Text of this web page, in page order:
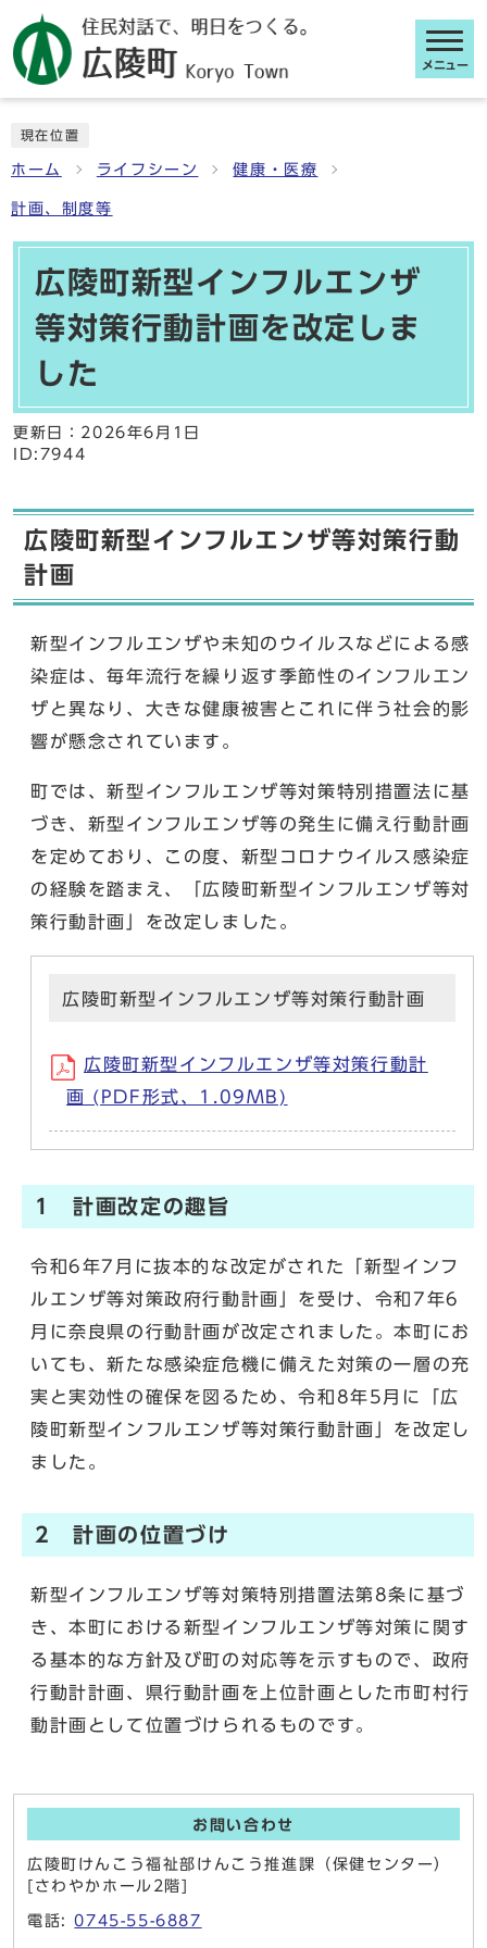
メニュー
現在位置
ホーム ライフシーン 健康・医療
計画、制度等
広陵町新型インフルエンザ
等対策行動計画を改定しま
した
更新日： 2026年6月1日
ID:7944
広陵町新型インフルエンザ等対策行動
計画
新型インフルエンザや未知のウイルスなどによる感
染症は、毎年流行を繰り返す季節性のインフルエン
ザと異なり、大きな健康被害とこれに伴う社会的影
響が懸念されています。
町では、新型インフルエンザ等対策特別措置法に基
づき、新型インフルエンザ等の発生に備え行動計画
を定めており、この度、新型コロナウイルス感染症
の経験を踏まえ、「広陵町新型インフルエンザ等対
策行動計画」を改定しました。
広陵町新型インフルエンザ等対策行動計画
広陵町新型インフルエンザ等対策行動計
画 (PDF形式、1.09MB)
1 計画改定の趣旨
令和6年7月に抜本的な改定がされた「新型インフ
ルエンザ等対策政府行動計画」を受け、令和7年6
月に奈良県の行動計画が改定されました。本町にお
いても、新たな感染症危機に備えた対策の一層の充
実と実効性の確保を図るため、令和8年5月に「広
陵町新型インフルエンザ等対策行動計画」を改定し
ました。
2 計画の位置づけ
新型インフルエンザ等対策特別措置法第8条に基づ
き、本町における新型インフルエンザ等対策に関す
る基本的な方針及び町の対応等を示すもので、政府
行動計計画、県行動計画を上位計画とした市町村行
動計画として位置づけられるものです。
お問い合わせ
広陵町けんこう福祉部けんこう推進課（保健センター）
[さわやかホール2階]
電話:0745-55-6887